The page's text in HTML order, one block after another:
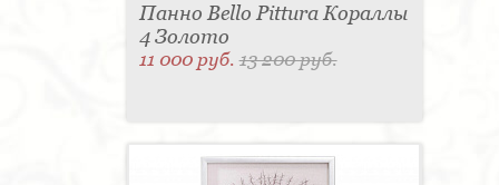
Панно Bello Pittura Кораллы
4 Золото
11 000 руб.13 200 руб.